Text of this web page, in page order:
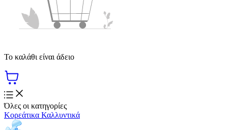
Το καλάθι είναι άδειο
Όλες οι κατηγορίες
Κορεάτικα Καλλυντικά